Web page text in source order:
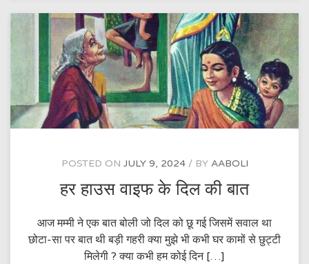
POSTED ON JULY 9, 2024 BY AABOLI
हर हाउस वाइफ के दिल की बात
आज मम्मी ने एक बात बोली जो दिल को छू गई जिसमें सवाल था
छोटा-सा पर बात थी बड़ी गहरी क्या मुझे भी कभी घर कामों से छुट्टी
मिलेगी ? क्या कभी हम कोई दिन […]